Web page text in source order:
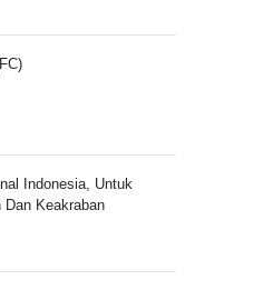
Indonesia, Untuk
Keakraban